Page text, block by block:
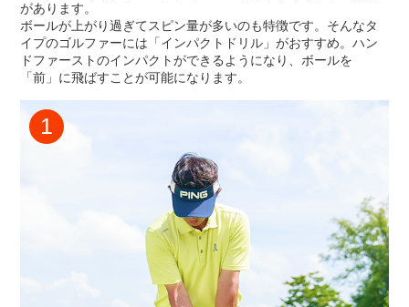
があります。
ボールが上がり過ぎてスピン量が多いのも特徴です。そんなタ
イプのゴルファーには「インパクトドリル」がおすすめ。ハン
ドファーストのインパクトができるようになり、ボールを
「前」に飛ばすことが可能になります。
1